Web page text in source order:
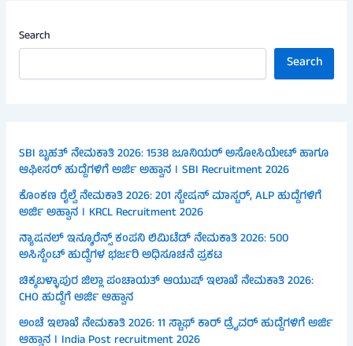
Search
Search
SBI ಬೃಹತ್ ನೇಮಕಾತಿ 2026: 1538 ಜೂನಿಯರ್ ಅಸೋಸಿಯೇಟ್ ಹಾಗೂ
ಆಫೀಸರ್ ಹುದ್ದೆಗಳಿಗೆ ಅರ್ಜಿ ಅಹ್ವಾನ । SBI Recruitment 2026
ಕೊಂಕಣ ರೈಲ್ವೆ ನೇಮಕಾತಿ 2026: 201 ಸ್ಟೇಷನ್ ಮಾಸ್ಟರ್, ALP ಹುದ್ದೆಗಳಿಗೆ
ಅರ್ಜಿ ಅಹ್ವಾನ । KRCL Recruitment 2026
ನ್ಯಾಷನಲ್ ಇನ್ಶೂರೆನ್ಸ್ ಕಂಪನಿ ಲಿಮಿಟೆಡ್ ನೇಮಕಾತಿ 2026: 500
ಅಸಿಸ್ಟೆಂಟ್ ಹುದ್ದೆಗಳ ಭರ್ಜರಿ ಅಧಿಸೂಚನೆ ಪ್ರಕಟ
ಚಿಕ್ಕಬಳ್ಳಾಪುರ ಜಿಲ್ಲಾ ಪಂಚಾಯತ್ ಆಯುಷ್ ಇಲಾಖೆ ನೇಮಕಾತಿ 2026:
CHO ಹುದ್ದೆಗೆ ಅರ್ಜಿ ಆಹ್ವಾನ
ಅಂಚೆ ಇಲಾಖೆ ನೇಮಕಾತಿ 2026: 11 ಸ್ಟಾಫ್ ಕಾರ್ ಡ್ರೈವರ್ ಹುದ್ದೆಗಳಿಗೆ ಅರ್ಜಿ
ಆಹ್ವಾನ । India Post recruitment 2026